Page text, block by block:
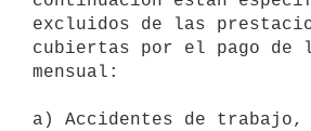
excluidos de las
cubiertas por el pago de
mensual:
a) Accidentes de trabajo,